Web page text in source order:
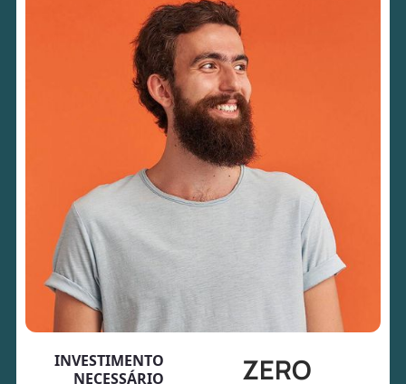
INVESTIMENTO
NECESSÁRIO
ZERO